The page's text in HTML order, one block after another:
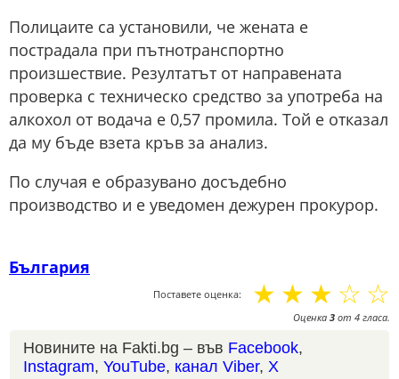
Полицаите са установили, че жената е
пострадала при пътнотранспортно
произшествие. Резултатът от направената
проверка с техническо средство за употреба на
алкохол от водача е 0,57 промила. Той е отказал
да му бъде взета кръв за анализ.
По случая е образувано досъдебно
производство и е уведомен дежурен прокурор.
България
Поставете оценка: ☆
☆
☆
☆
☆
Оценка 3 от 4 гласа.
Новините на Fakti.bg – във Facebook,
Instagram, YouTube, канал Viber, X